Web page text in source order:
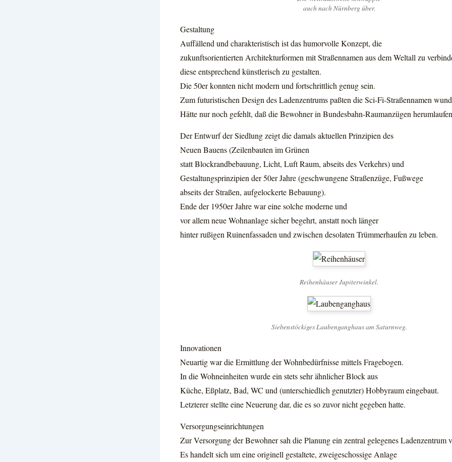
auch nach Nürnberg über.
Gestaltung
Auffällend und charakteristisch ist das humorvolle Konzept, die
zukunftsorientierten Architekturformen mit Straßennamen aus dem Weltall zu
diese entsprechend künstlerisch zu gestalten.
Die 50er konnten nicht modern und fortschrittlich genug sein.
Zum futuristischen Design des Ladenzentrums paßten die Sci-Fi-Straßennamen
Hätte nur noch gefehlt, daß die Bewohner in Bundesbahn-Raumanzügen
Der Entwurf der Siedlung zeigt die damals aktuellen Prinzipien des
Neuen Bauens (Zeilenbauten im Grünen
statt Blockrandbebauung, Licht, Luft Raum, abseits des Verkehrs) und
Gestaltungsprinzipien der 50er Jahre (geschwungene Straßenzüge, Fußwege
abseits der Straßen, aufgelockerte Bebauung).
Ende der 1950er Jahre war eine solche moderne und
vor allem neue Wohnanlage sicher begehrt, anstatt noch länger
hinter rußigen Ruinenfassaden und zwischen desolaten Trümmerhaufen zu leben.
Reihenhäuser Jupiterwinkel.
Siebenstöckiges Laubenganghaus am Saturnweg.
Innovationen
Neuartig war die Ermittlung der Wohnbedürfnisse mittels Fragebogen.
In die Wohneinheiten wurde ein stets sehr ähnlicher Block aus
Küche, Eßplatz, Bad, WC und (unterschiedlich genutzter) Hobbyraum eingebaut.
Letzterer stellte eine Neuerung dar, die es so zuvor nicht gegeben hatte.
Versorgungseinrichtungen
Zur Versorgung der Bewohner sah die Planung ein zentral gelegenes Ladenzentrum
Es handelt sich um eine originell gestaltete, zweigeschossige Anlage